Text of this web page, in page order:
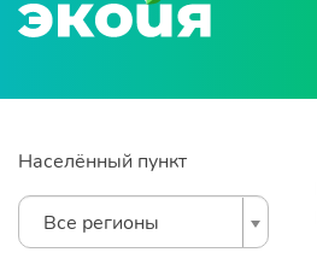
Населённый пункт
Все регионы